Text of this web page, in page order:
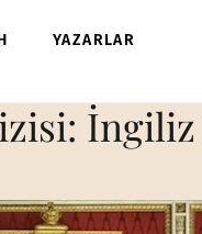
YAZARLAR